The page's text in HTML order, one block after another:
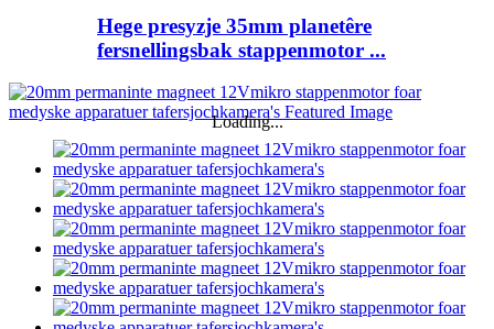
Hege presyzje 35mm planetêre
fersnellingsbak stappenmotor ...
Loading...